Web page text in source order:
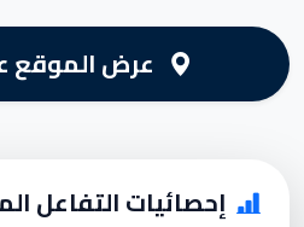
عرض الموقع
إحصائيات التفاعل